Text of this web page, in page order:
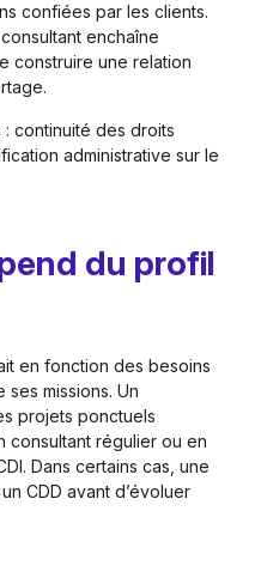
confiées par les clients.
enchaîne
construire une relation
continuité des droits
administrative sur le
du profil
en fonction des besoins
missions. Un
projets ponctuels
consultant régulier ou en
Dans certains cas, une
CDD avant d’évoluer